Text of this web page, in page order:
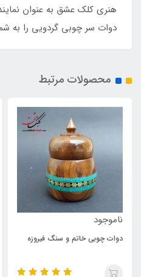
هنری کلک عشق به عنوان
دوات سر چوبی گردویی را به
محصولات مرتبط
ناموجود
دوات چوبی - 103